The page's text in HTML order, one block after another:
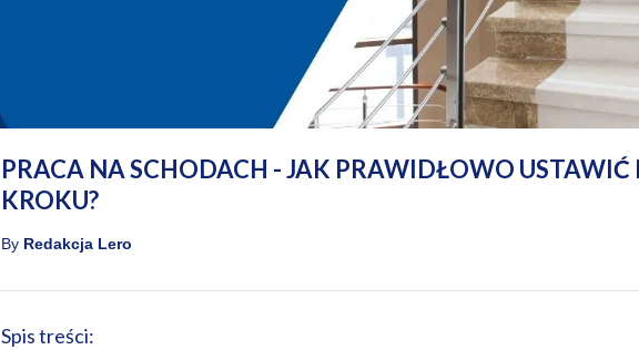
PRACA NA SCHODACH - JAK PRAWIDŁOWO
KROKU?
By Redakcja Lero
Spis treści: